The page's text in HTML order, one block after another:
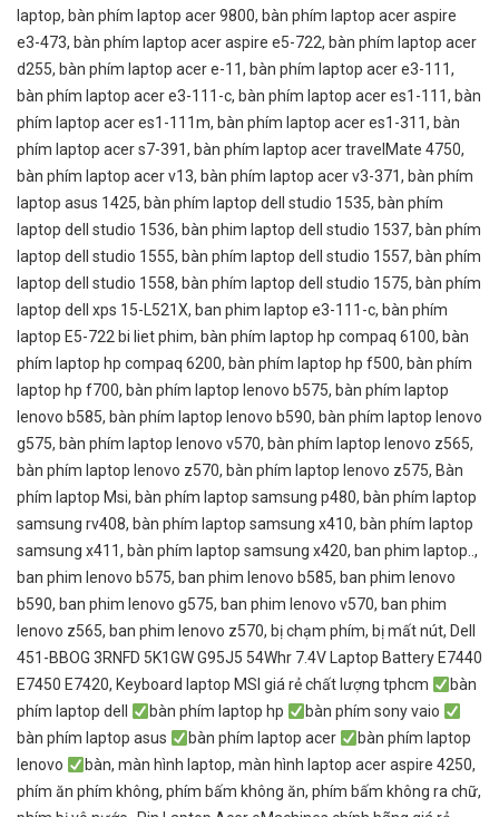
laptop, bàn phím laptop acer 9800, bàn phím laptop acer aspire
e3-473, bàn phím laptop acer aspire e5-722, bàn phím laptop acer
d255, bàn phím laptop acer e-11, bàn phím laptop acer e3-111,
bàn phím laptop acer e3-111-c, bàn phím laptop acer es1-111, bàn
phím laptop acer es1-111m, bàn phím laptop acer es1-311, bàn
phím laptop acer s7-391, bàn phím laptop acer travelMate 4750,
bàn phím laptop acer v13, bàn phím laptop acer v3-371, bàn phím
laptop asus 1425, bàn phím laptop dell studio 1535, bàn phím
laptop dell studio 1536, bàn phim laptop dell studio 1537, bàn phím
laptop dell studio 1555, bàn phím laptop dell studio 1557, bàn phím
laptop dell studio 1558, bàn phím laptop dell studio 1575, bàn phím
laptop dell xps 15-L521X, ban phim laptop e3-111-c, bàn phím
laptop E5-722 bi liet phim, bàn phím laptop hp compaq 6100, bàn
phím laptop hp compaq 6200, bàn phím laptop hp f500, bàn phím
laptop hp f700, bàn phím laptop lenovo b575, bàn phím laptop
lenovo b585, bàn phím laptop lenovo b590, bàn phím laptop lenovo
g575, bàn phím laptop lenovo v570, bàn phím laptop lenovo z565,
bàn phím laptop lenovo z570, bàn phím laptop lenovo z575, Bàn
phím laptop Msi, bàn phím laptop samsung p480, bàn phím laptop
samsung rv408, bàn phím laptop samsung x410, bàn phím laptop
samsung x411, bàn phím laptop samsung x420, ban phim laptop..,
ban phim lenovo b575, ban phim lenovo b585, ban phim lenovo
b590, ban phim lenovo g575, ban phim lenovo v570, ban phim
lenovo z565, ban phim lenovo z570, bị chạm phím, bị mất nút, Dell
451-BBOG 3RNFD 5K1GW G95J5 54Whr 7.4V Laptop Battery E7440
E7450 E7420, Keyboard laptop MSI giá rẻ chất lượng tphcm
bàn
phím laptop dell
bàn phím laptop hp
bàn phím sony vaio
bàn phím laptop asus
bàn phím laptop acer
bàn phím laptop
lenovo
bàn, màn hình laptop, màn hình laptop acer aspire 4250,
phím ăn phím không, phím bấm không ăn, phím bấm không ra chữ,